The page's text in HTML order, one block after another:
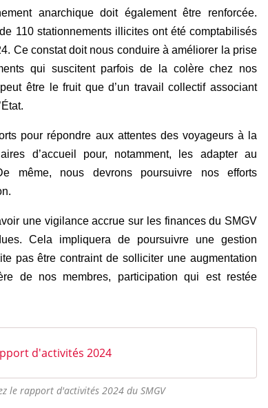
anarchique doit également être renforcée.
110 stationnements illicites ont été comptabilisés
Ce constat doit nous conduire à améliorer la prise
qui suscitent parfois de la colère chez nos
être le fruit que d’un travail collectif associant
pour répondre aux attentes des voyageurs à la
d’accueil pour, notamment, les adapter au
même, nous devrons poursuivre nos efforts
une vigilance accrue sur les finances du SMGV
Cela impliquera de poursuivre une gestion
pas être contraint de solliciter une augmentation
de nos membres, participation qui est restée
d'activités 2024
le rapport d'activités 2024 du SMGV